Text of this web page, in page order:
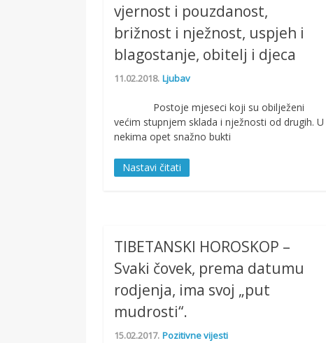
vjernost i pouzdanost,
brižnost i nježnost, uspjeh i
blagostanje, obitelj i djeca
11.02.2018. Ljubav
Postoje mjeseci koji su obilježeni
većim stupnjem sklada i nježnosti od drugih. U
nekima opet snažno bukti
Nastavi čitati
TIBETANSKI HOROSKOP –
Svaki čovek, prema datumu
rodjenja, ima svoj „put
mudrosti“.
15.02.2017. Pozitivne vijesti